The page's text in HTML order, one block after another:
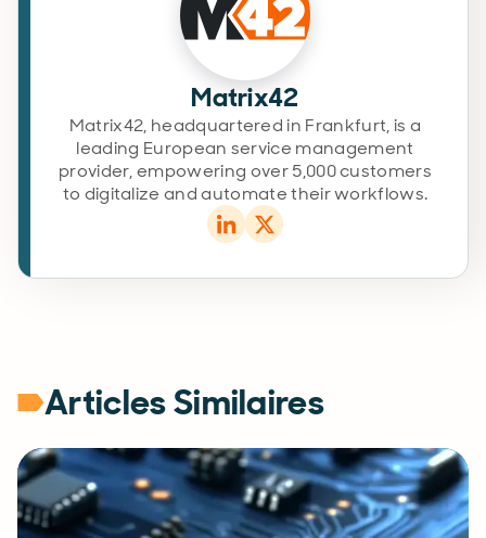
Matrix42
Matrix42, headquartered in Frankfurt, is a
leading European service management
provider, empowering over 5,000 customers
to digitalize and automate their workflows.
Articles Similaires